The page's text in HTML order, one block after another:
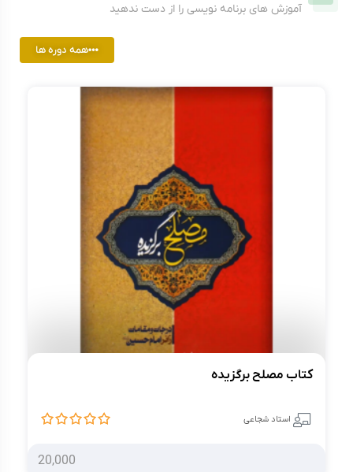
آموزش های برنامه نویسی را از دست ندهید
همه دوره ها
کتاب مصلح برگزیده
استاد شجاعی
20,000